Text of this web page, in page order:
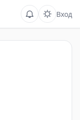
Вход